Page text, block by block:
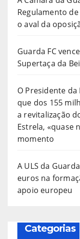
Regulamento
o aval da
Guarda FC
Supertaça da
O Presidente da
que dos 155
a revitalização
Estrela, «quase
momento
A ULS da
euros na
apoio europeu
Categorias